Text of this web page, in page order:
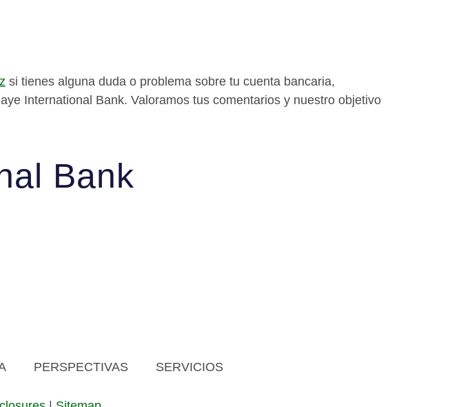
si tienes alguna duda o problema sobre tu cuenta bancaria,
International Bank. Valoramos tus comentarios y nuestro objetivo
Bank
PERSPECTIVAS SERVICIOS